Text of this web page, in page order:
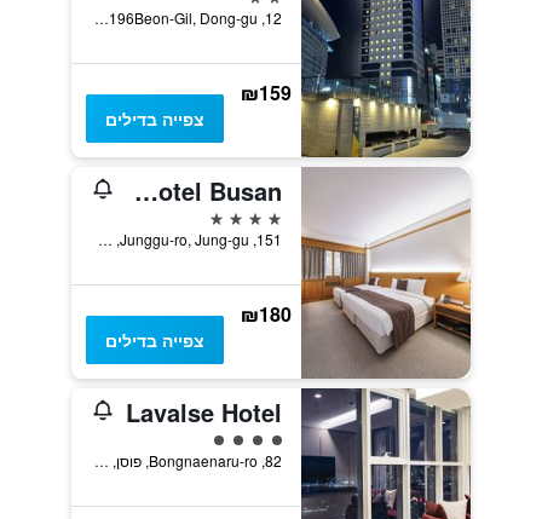
12, Jungang-Daero 196Beon-Gil, Dong-gu, פוסן, דרום קוריאה
₪159
צפייה בדילים
Commodore Hotel Busan
4 כוכבים
151, Junggu-ro, Jung-gu, פוסן, דרום קוריאה
₪180
צפייה בדילים
Lavalse Hotel
4 דירוג מחלקת נוסעים
82, Bongnaenaru-ro, פוסן, דרום קוריאה